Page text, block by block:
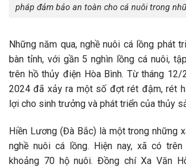
pháp đảm bảo an toàn cho cá nuôi trong
Những năm qua, nghề nuôi cá lồng phát
bàn tỉnh, với gần 5 nghìn lồng cá nuôi,
trên hồ thủy điện Hòa Bình. Từ tháng
2024 đã xảy ra một số đợt rét đậm, rét
lợi cho sinh trưởng và phát triển của thủy
Hiền Lương (Đà Bắc) là một trong những
nghề nuôi cá lồng. Hiện nay, xã có
khoảng 70 hộ nuôi. Đồng chí Xa Văn